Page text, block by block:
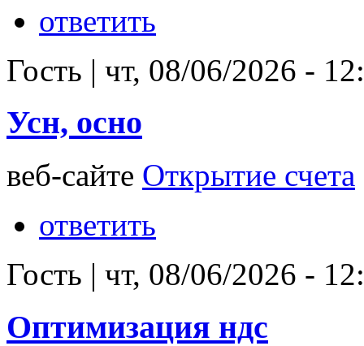
ответить
Гость | чт, 08/06/2026 -
Усн, осно
веб-сайте Открытие счета
ответить
Гость | чт, 08/06/2026 -
Оптимизация ндс